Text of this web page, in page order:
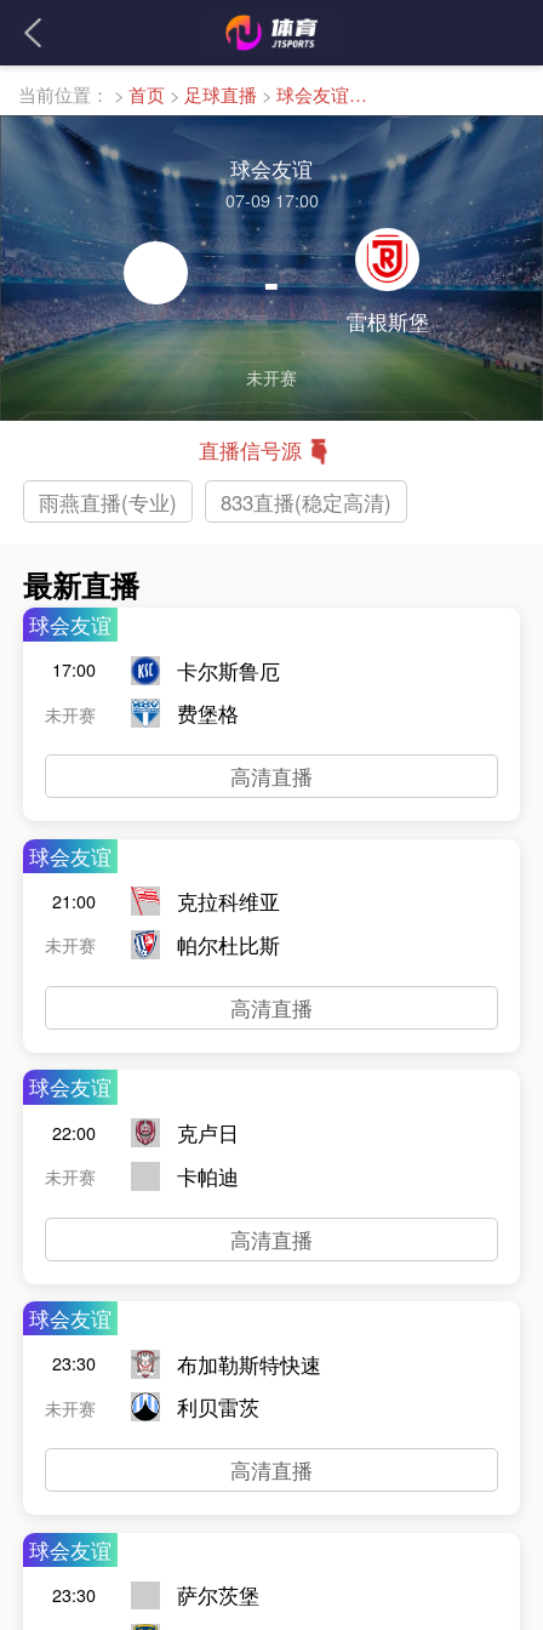
当前位置： > 首页 > 足球直播 > 球会友谊直播
球会友谊
07-09 17:00
-
雷根斯堡
未开赛
直播信号源
雨燕直播(专业)
833直播(稳定高清)
最新直播
球会友谊
17:00
未开赛
卡尔斯鲁厄
费堡格
高清直播
球会友谊
21:00
未开赛
克拉科维亚
帕尔杜比斯
高清直播
球会友谊
22:00
未开赛
克卢日
卡帕迪
高清直播
球会友谊
23:30
未开赛
布加勒斯特快速
利贝雷茨
高清直播
球会友谊
23:30
萨尔茨堡